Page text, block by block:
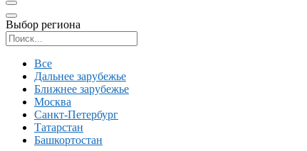
Выбор региона
Все
Дальнее зарубежье
Ближнее зарубежье
Москва
Санкт-Петербург
Татарстан
Башкортостан